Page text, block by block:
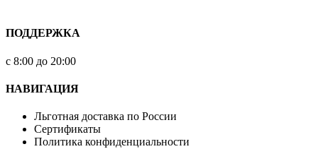
ПОДДЕРЖКА
с 8:00 до 20:00
НАВИГАЦИЯ
Льготная доставка по России
Сертификаты
Политика конфиденциальности